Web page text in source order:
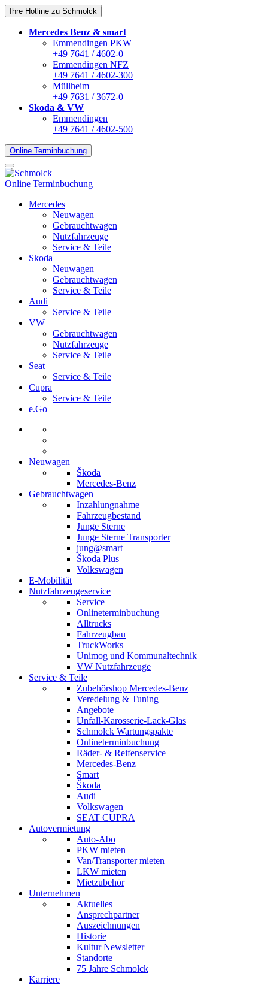
Ihre Hotline zu Schmolck
Mercedes Benz & smart
Emmendingen PKW
+49 7641 / 4602-0
Emmendingen NFZ
+49 7641 / 4602-300
Müllheim
+49 7631 / 3672-0
Skoda & VW
Emmendingen
+49 7641 / 4602-500
Online Terminbuchung
Online Terminbuchung
Mercedes
Neuwagen
Gebrauchtwagen
Nutzfahrzeuge
Service & Teile
Skoda
Neuwagen
Gebrauchtwagen
Service & Teile
Audi
Service & Teile
VW
Gebrauchtwagen
Nutzfahrzeuge
Service & Teile
Seat
Service & Teile
Cupra
Service & Teile
e.Go
Neuwagen
Škoda
Mercedes-Benz
Gebrauchtwagen
Inzahlungnahme
Fahrzeugbestand
Junge Sterne
Junge Sterne Transporter
jung@smart
Škoda Plus
Volkswagen
E-Mobilität
Nutzfahrzeugeservice
Service
Onlineterminbuchung
Alltrucks
Fahrzeugbau
TruckWorks
Unimog und Kommunaltechnik
VW Nutzfahrzeuge
Service & Teile
Zubehörshop Mercedes-Benz
Veredelung & Tuning
Angebote
Unfall-Karosserie-Lack-Glas
Schmolck Wartungspakte
Onlineterminbuchung
Räder- & Reifenservice
Mercedes-Benz
Smart
Škoda
Audi
Volkswagen
SEAT CUPRA
Autovermietung
Auto-Abo
PKW mieten
Van/Transporter mieten
LKW mieten
Mietzubehör
Unternehmen
Aktuelles
Ansprechpartner
Auszeichnungen
Historie
Kultur Newsletter
Standorte
75 Jahre Schmolck
Karriere